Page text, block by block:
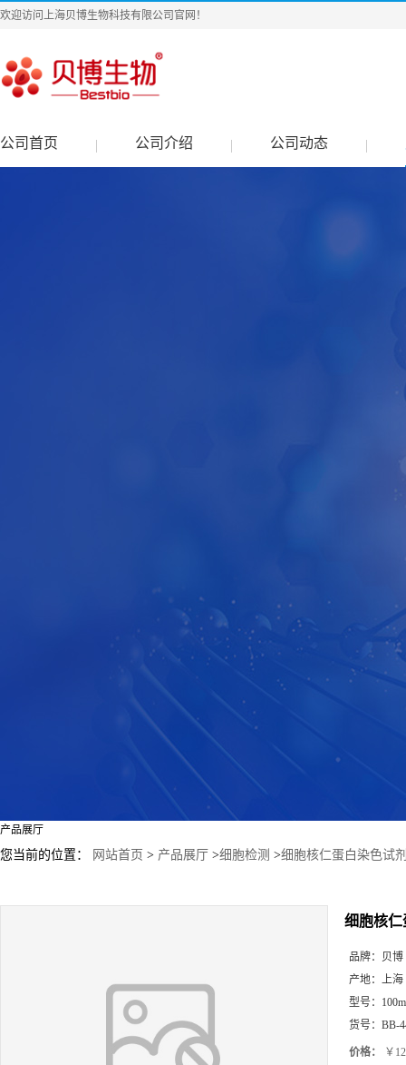
欢迎访问上海贝博生物科技有限公司官网！
公司首页 公司介绍 公司动态
产品展厅
您当前的位置： 网站首页 > 产品展厅 >细胞检测 >细胞核仁蛋白染色试
细胞核仁
品牌： 贝博
产地： 上海
型号：
货号： BB-
价格： ￥